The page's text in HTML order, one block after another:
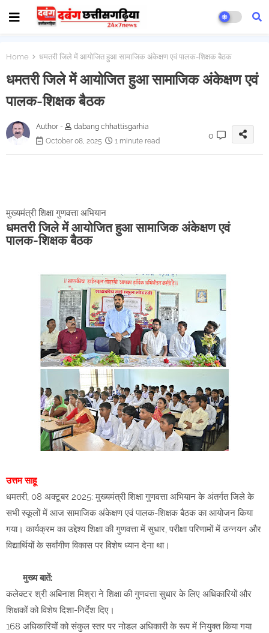
Home धमतरी जिले में आयोजित हुआ सामाजिक अंकेक्षण एवं पालक-शिक्षक बैठक
धमतरी जिले में आयोजित हुआ सामाजिक अंकेक्षण एवं
पालक-शिक्षक बैठक
Author -
dabang chhattisgarhia
October 08, 2025
1 minute read
0
मुख्यमंत्री शिक्षा गुणवत्ता अभियान
धमतरी जिले में आयोजित हुआ सामाजिक अंकेक्षण एवं
पालक-शिक्षक बैठक
उत्तम साहू
धमतरी, 08 अक्टूबर 2025: मुख्यमंत्री शिक्षा गुणवत्ता अभियान के अंतर्गत जिले के
सभी स्कूलों में आज सामाजिक अंकेक्षण एवं पालक-शिक्षक बैठक का आयोजन किया
गया। कार्यक्रम का उद्देश्य शिक्षा की गुणवत्ता में सुधार, परीक्षा परिणामों में उन्नयन और
विद्यार्थियों के सर्वांगीण विकास पर विशेष ध्यान देना था।
मुख्य बातें:
कलेक्टर श्री अबिनाश मिश्रा ने शिक्षा की गुणवत्ता सुधार के लिए अधिकारियों और
शिक्षकों को विशेष दिशा-निर्देश दिए।
168 अधिकारियों को संकुल स्तर पर नोडल अधिकारी के रूप में नियुक्त किया गया